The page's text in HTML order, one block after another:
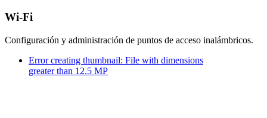
Wi-Fi
Configuración y administración de puntos de acceso inalámbricos.
Error creating thumbnail: File with dimensions
greater than 12.5 MP